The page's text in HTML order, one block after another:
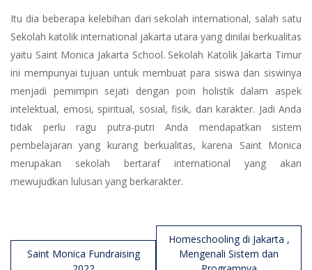
Itu dia beberapa kelebihan dari sekolah international, salah satu
Sekolah katolik international jakarta utara yang dinilai berkualitas
yaitu Saint Monica Jakarta School. Sekolah Katolik Jakarta Timur
ini mempunyai tujuan untuk membuat para siswa dan siswinya
menjadi pemimpin sejati dengan poin holistik dalam aspek
intelektual, emosi, spiritual, sosial, fisik, dan karakter. Jadi Anda
tidak perlu ragu putra-putri Anda mendapatkan sistem
pembelajaran yang kurang berkualitas, karena Saint Monica
merupakan sekolah bertaraf international yang akan
mewujudkan lulusan yang berkarakter.
Post
navigation
Saint Monica Fundraising
Homeschooling di Jakarta ,
Mengenali Sistem dan